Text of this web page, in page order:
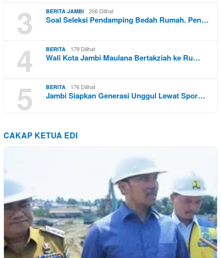
3 BERITA JAMBI 206 Dilihat
Soal Seleksi Pendamping Bedah Rumah. Pen…
4 BERITA 179 Dilihat
Wali Kota Jambi Maulana Bertakziah ke Ru…
5 BERITA 176 Dilihat
Jambi Siapkan Generasi Unggul Lewat Spor…
CAKAP KETUA EDI